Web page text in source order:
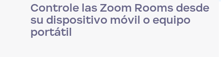
Controle las Zoom Rooms desde
su dispositivo móvil o equipo
portátil